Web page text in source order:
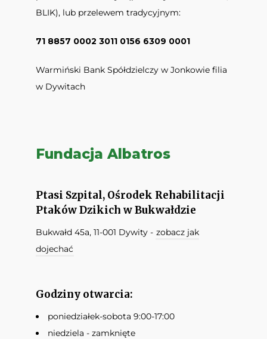
BLIK), lub przelewem tradycyjnym:
71 8857 0002 3011 0156 6309 0001
Warmiński Bank Spółdzielczy w Jonkowie filia
w Dywitach
Fundacja Albatros
Ptasi Szpital, Ośrodek Rehabilitacji
Ptaków Dzikich w Bukwałdzie
Bukwałd 45a, 11-001 Dywity - zobacz jak
dojechać
Godziny otwarcia:
poniedziałek-sobota 9:00-17:00
niedziela - zamknięte